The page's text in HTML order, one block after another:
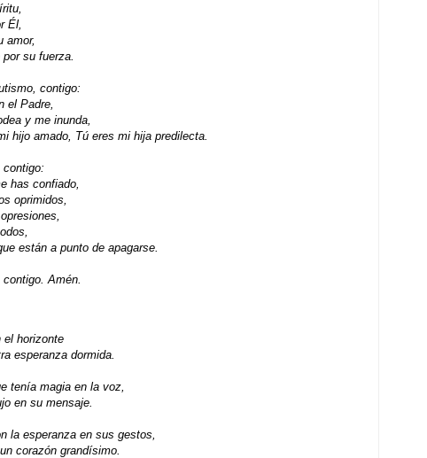
Él,
amor,
su fuerza.
contigo:
el Padre,
y me inunda,
hijo amado, Tú eres mi hija predilecta.
has confiado,
oprimidos,
están a punto de apagarse.
Amén.
el horizonte
esperanza dormida.
tenía magia en la voz,
en su mensaje.
la esperanza en sus gestos,
corazón grandísimo.